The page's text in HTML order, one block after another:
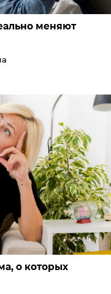
меняют
о которых